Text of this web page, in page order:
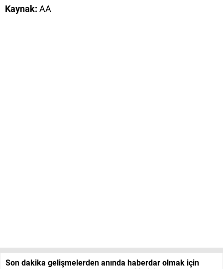
Kaynak: AA
Son dakika gelişmelerden anında haberdar olmak için